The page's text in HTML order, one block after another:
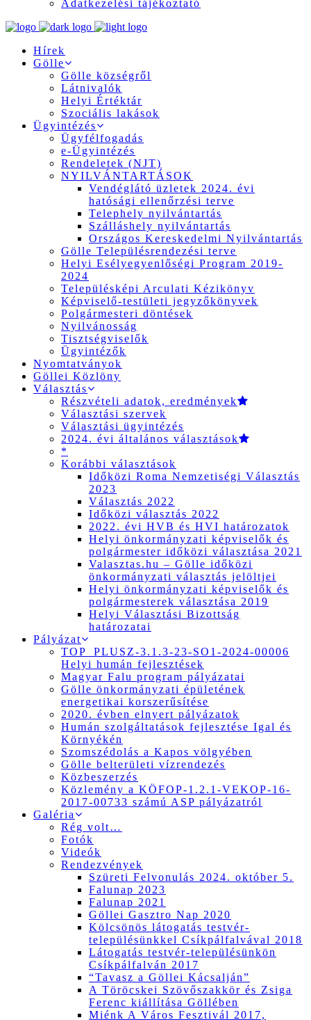
Adatkezelési tájékoztató
Hírek
Gölle
Gölle községről
Látnivalók
Helyi Értéktár
Szociális lakások
Ügyintézés
Ügyfélfogadás
e-Ügyintézés
Rendeletek (NJT)
NYILVÁNTARTÁSOK
Vendéglátó üzletek 2024. évi
hatósági ellenőrzési terve
Telephely nyilvántartás
Szálláshely nyilvántartás
Országos Kereskedelmi Nyilvántartás
Gölle Településrendezési terve
Helyi Esélyegyenlőségi Program 2019-
2024
Településképi Arculati Kézikönyv
Képviselő-testületi jegyzőkönyvek
Polgármesteri döntések
Nyilvánosság
Tisztségviselők
Ügyintézők
Nyomtatványok
Göllei Közlöny
Választás
Részvételi adatok, eredmények
Választási szervek
Választási ügyintézés
2024. évi általános választások
*
Korábbi választások
Időközi Roma Nemzetiségi Választás
2023
Választás 2022
Időközi választás 2022
2022. évi HVB és HVI határozatok
Helyi önkormányzati képviselők és
polgármester időközi választása 2021
Valasztas.hu – Gölle időközi
önkormányzati választás jelöltjei
Helyi önkormányzati képviselők és
polgármesterek választása 2019
Helyi Választási Bizottság
határozatai
Pályázat
TOP_PLUSZ-3.1.3-23-SO1-2024-00006
Helyi humán fejlesztések
Magyar Falu program pályázatai
Gölle önkormányzati épületének
energetikai korszerűsítése
2020. évben elnyert pályázatok
Humán szolgáltatások fejlesztése Igal és
Környékén
Szomszédolás a Kapos völgyében
Gölle belterületi vízrendezés
Közbeszerzés
Közlemény a KÖFOP-1.2.1-VEKOP-16-
2017-00733 számú ASP pályázatról
Galéria
Rég volt…
Fotók
Videók
Rendezvények
Szüreti Felvonulás 2024. október 5.
Falunap 2023
Falunap 2021
Göllei Gasztro Nap 2020
Kölcsönös látogatás testvér-
településünkkel Csíkpálfalvával 2018
Látogatás testvér-településünkön
Csíkpálfalván 2017
“Tavasz a Göllei Kácsalján”
A Töröcskei Szövőszakkör és Zsiga
Ferenc kiállítása Göllében
Miénk A Város Fesztivál 2017,